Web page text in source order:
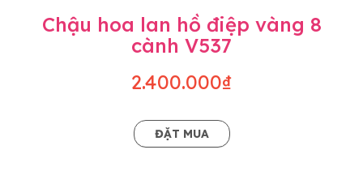
Chậu hoa lan hồ điệp vàng 8
cành V537
2.400.000₫
ĐẶT MUA